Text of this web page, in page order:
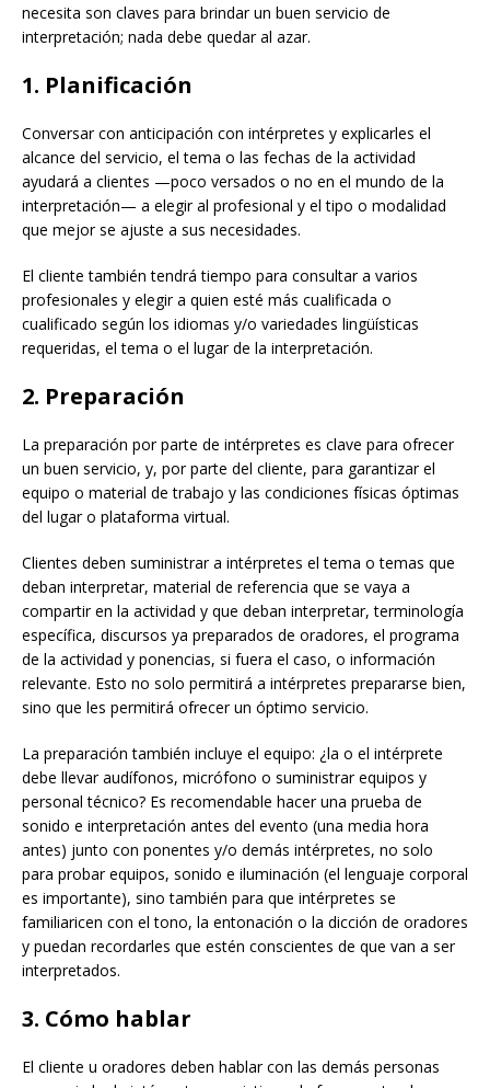
necesita son claves para brindar un buen servicio de
interpretación; nada debe quedar al azar.
1. Planificación
Conversar con anticipación con intérpretes y explicarles el
alcance del servicio, el tema o las fechas de la actividad
ayudará a clientes —poco versados o no en el mundo de la
interpretación— a elegir al profesional y el tipo o modalidad
que mejor se ajuste a sus necesidades.
El cliente también tendrá tiempo para consultar a varios
profesionales y elegir a quien esté más cualificada o
cualificado según los idiomas y/o variedades lingüísticas
requeridas, el tema o el lugar de la interpretación.
2. Preparación
La preparación por parte de intérpretes es clave para ofrecer
un buen servicio, y, por parte del cliente, para garantizar el
equipo o material de trabajo y las condiciones físicas óptimas
del lugar o plataforma virtual.
Clientes deben suministrar a intérpretes el tema o temas que
deban interpretar, material de referencia que se vaya a
compartir en la actividad y que deban interpretar, terminología
específica, discursos ya preparados de oradores, el programa
de la actividad y ponencias, si fuera el caso, o información
relevante. Esto no solo permitirá a intérpretes prepararse bien,
sino que les permitirá ofrecer un óptimo servicio.
La preparación también incluye el equipo: ¿la o el intérprete
debe llevar audífonos, micrófono o suministrar equipos y
personal técnico? Es recomendable hacer una prueba de
sonido e interpretación antes del evento (una media hora
antes) junto con ponentes y/o demás intérpretes, no solo
para probar equipos, sonido e iluminación (el lenguaje corporal
es importante), sino también para que intérpretes se
familiaricen con el tono, la entonación o la dicción de oradores
y puedan recordarles que estén conscientes de que van a ser
interpretados.
3. Cómo hablar
El cliente u oradores deben hablar con las demás personas